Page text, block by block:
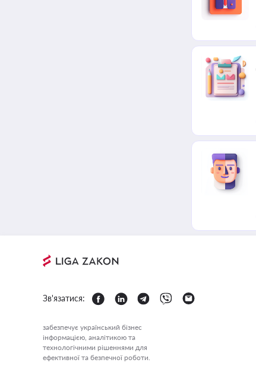
Зв'язатися:
забезпечує український бізнес
інформацією, аналітикою та
технологічними рішеннями для
ефективної та безпечної роботи.